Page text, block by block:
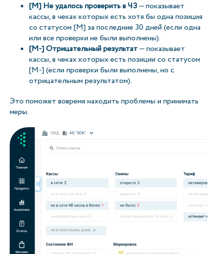
[М] Не удалось проверить в ЧЗ— показывает
кассы, в чеках которых есть хотя бы одна позиция
со статусом [M] за последние 30 дней (если одна
или все проверки не были выполнены).
[М-] Отрицательный результат— показывает
кассы, в чеках которых есть позиции со статусом
[M-] (если проверки были выполнены, но с
отрицательным результатом).
Это поможет вовремя находить проблемы и принимать
меры.